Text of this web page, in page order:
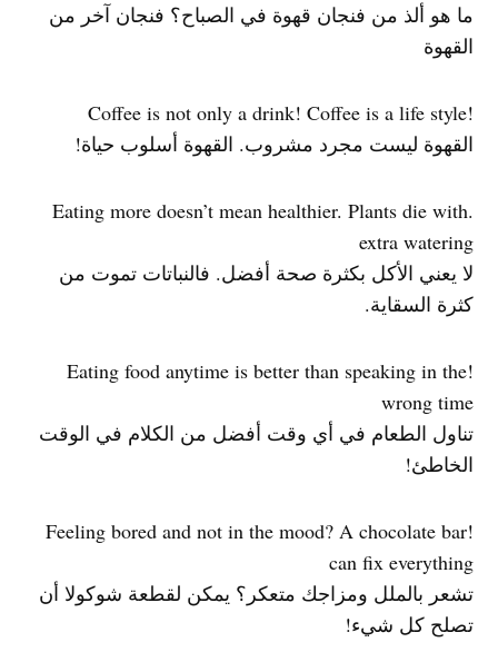
ما هو ألذ من فنجان قهوة في الصباح؟ فنجان آخر من
القهوة
!Coffee is not only a drink! Coffee is a life style
القهوة ليست مجرد مشروب. القهوة أسلوب حياة!
.Eating more doesn’t mean healthier. Plants die with
extra watering
لا يعني الأكل بكثرة صحة أفضل. فالنباتات تموت من
كثرة السقاية.
!Eating food anytime is better than speaking in the
wrong time
تناول الطعام في أي وقت أفضل من الكلام في الوقت
الخاطئ!
!Feeling bored and not in the mood? A chocolate bar
can fix everything
تشعر بالملل ومزاجك متعكر؟ يمكن لقطعة شوكولا أن
تصلح كل شيء!